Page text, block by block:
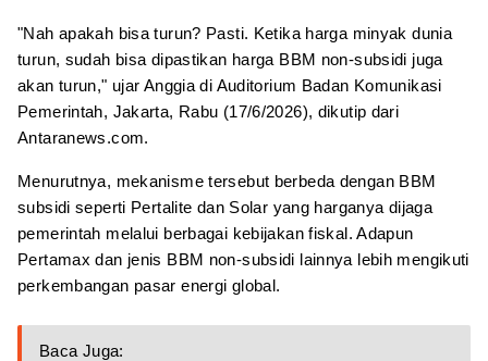
"Nah apakah bisa turun? Pasti. Ketika harga minyak dunia
turun, sudah bisa dipastikan harga BBM non-subsidi juga
akan turun," ujar Anggia di Auditorium Badan Komunikasi
Pemerintah, Jakarta, Rabu (17/6/2026), dikutip dari
Antaranews.com.
Menurutnya, mekanisme tersebut berbeda dengan BBM
subsidi seperti Pertalite dan Solar yang harganya dijaga
pemerintah melalui berbagai kebijakan fiskal. Adapun
Pertamax dan jenis BBM non-subsidi lainnya lebih mengikuti
perkembangan pasar energi global.
Baca Juga: